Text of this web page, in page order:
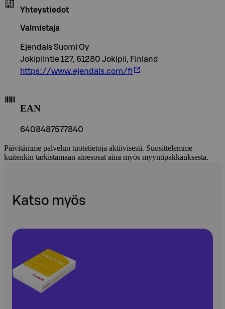
Yhteystiedot
Valmistaja
Ejendals Suomi Oy
Jokipiintie 127, 61280 Jokipii, Finland
https://www.ejendals.com/fi
EAN
6408487577840
Päivitämme palvelun tuotetietoja aktiivisesti. Suosittelemme
kuitenkin tarkistamaan ainesosat aina myös myyntipakkauksesta.
Katso myös